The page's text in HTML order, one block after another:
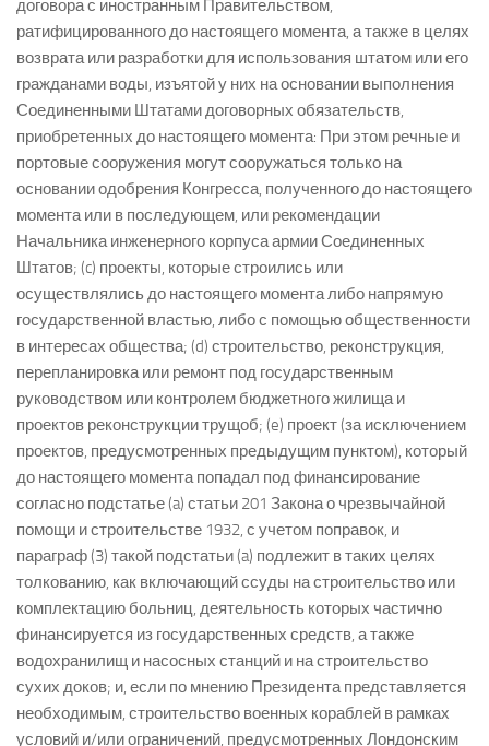
договора с иностранным Правительством,
ратифицированного до настоящего момента, а также в целях
возврата или разработки для использования штатом или его
гражданами воды, изъятой у них на основании выполнения
Соединенными Штатами договорных обязательств,
приобретенных до настоящего момента: При этом речные и
портовые сооружения могут сооружаться только на
основании одобрения Конгресса, полученного до настоящего
момента или в последующем, или рекомендации
Начальника инженерного корпуса армии Соединенных
Штатов; (c) проекты, которые строились или
осуществлялись до настоящего момента либо напрямую
государственной властью, либо с помощью общественности
в интересах общества; (d) строительство, реконструкция,
перепланировка или ремонт под государственным
руководством или контролем бюджетного жилища и
проектов реконструкции трущоб; (e) проект (за исключением
проектов, предусмотренных предыдущим пунктом), который
до настоящего момента попадал под финансирование
согласно подстатье (a) статьи 201 Закона о чрезвычайной
помощи и строительстве 1932, с учетом поправок, и
параграф (3) такой подстатьи (a) подлежит в таких целях
толкованию, как включающий ссуды на строительство или
комплектацию больниц, деятельность которых частично
финансируется из государственных средств, а также
водохранилищ и насосных станций и на строительство
сухих доков; и, если по мнению Президента представляется
необходимым, строительство военных кораблей в рамках
условий и/или ограничений, предусмотренных Лондонским